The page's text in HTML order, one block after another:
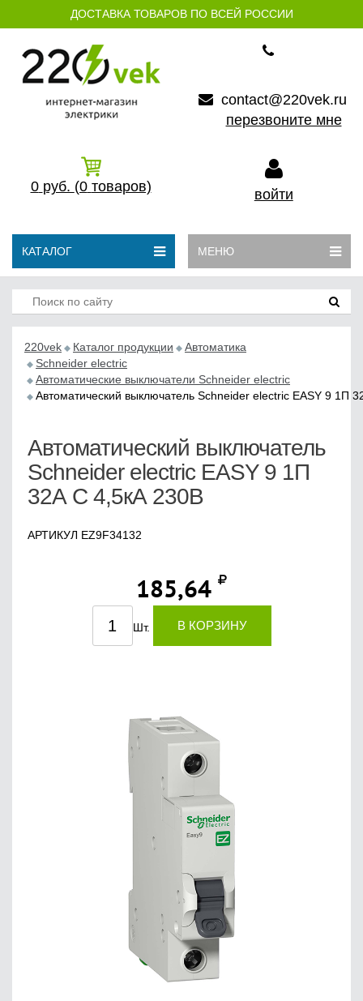
ДОСТАВКА ТОВАРОВ ПО ВСЕЙ РОССИИ
contact@220vek.ru
перезвоните мне
0 руб. (0 товаров) войти
КАТАЛОГ МЕНЮ
220vek Каталог продукции
Автоматика
Schneider electric
Автоматические выключатели Schneider electric
Автоматический выключатель Schneider electric EASY 9 1П
Автоматический выключатель
Schneider electric EASY 9 1П
32А С 4,5кА 230В
АРТИКУЛ EZ9F34132
185,64
Шт. В КОРЗИНУ